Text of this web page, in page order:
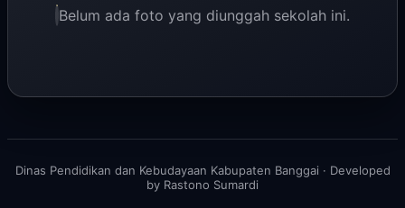
Belum ada foto yang diunggah sekolah ini.
Dinas Pendidikan dan Kebudayaan Kabupaten Banggai · Developed
by Rastono Sumardi